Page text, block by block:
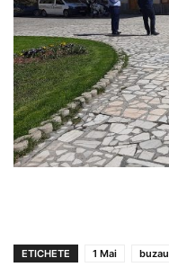
ETICHETE 1 Mai buzau